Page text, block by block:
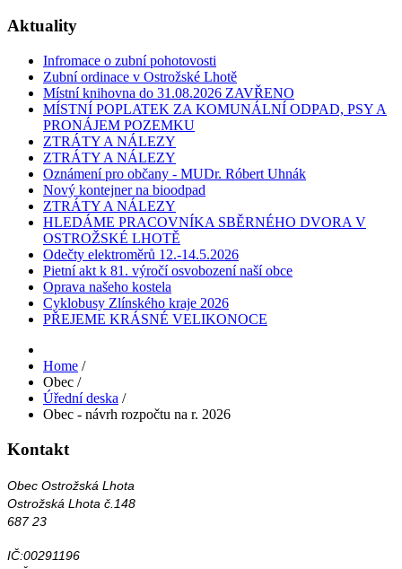
Aktuality
Infromace o zubní pohotovosti
Zubní ordinace v Ostrožské Lhotě
Místní knihovna do 31.08.2026 ZAVŘENO
MÍSTNÍ POPLATEK ZA KOMUNÁLNÍ ODPAD, PSY A
PRONÁJEM POZEMKU
ZTRÁTY A NÁLEZY
ZTRÁTY A NÁLEZY
Oznámení pro občany - MUDr. Róbert Uhnák
Nový kontejner na bioodpad
ZTRÁTY A NÁLEZY
HLEDÁME PRACOVNÍKA SBĚRNÉHO DVORA V
OSTROŽSKÉ LHOTĚ
Odečty elektroměrů 12.-14.5.2026
Pietní akt k 81. výročí osvobození naší obce
Oprava našeho kostela
Cyklobusy Zlínského kraje 2026
PŘEJEME KRÁSNÉ VELIKONOCE
Home /
Obec /
Úřední deska /
Obec - návrh rozpočtu na r. 2026
Kontakt
Obec Ostrožská Lhota
Ostrožská Lhota č.148
687 23
IČ:00291196